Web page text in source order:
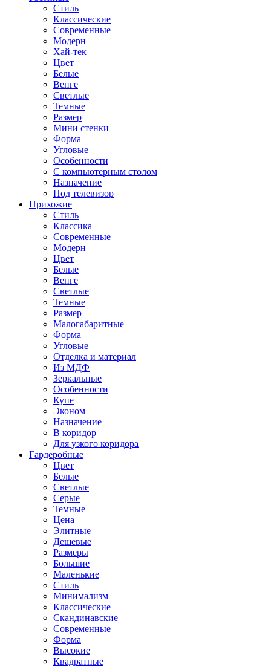
Стиль
Классические
Современные
Модерн
Хай-тек
Цвет
Белые
Венге
Светлые
Темные
Размер
Мини стенки
Форма
Угловые
Особенности
С компьютерным столом
Назначение
Под телевизор
Прихожие
Стиль
Классика
Современные
Модерн
Цвет
Белые
Венге
Светлые
Темные
Размер
Малогабаритные
Форма
Угловые
Отделка и материал
Из МДФ
Зеркальные
Особенности
Купе
Эконом
Назначение
В коридор
Для узкого коридора
Гардеробные
Цвет
Белые
Светлые
Серые
Темные
Цена
Элитные
Дешевые
Размеры
Большие
Маленькие
Стиль
Минимализм
Классические
Скандинавские
Современные
Форма
Высокие
Квадратные